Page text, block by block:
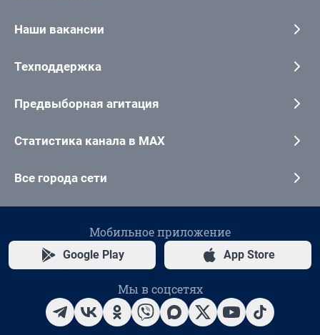
Наши вакансии
Техподдержка
Предвыборная агитация
Статистика канала в MAX
Все города сети
Мобильное приложение
Google Play App Store
Мы в соцсетях